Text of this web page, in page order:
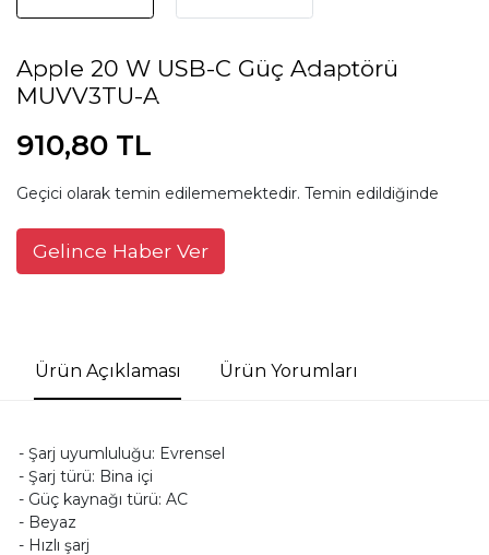
Apple 20 W USB-C Güç Adaptörü
MUVV3TU-A
910,80 TL
Geçici olarak temin edilememektedir. Temin edildiğinde
Gelince Haber Ver
Ürün Açıklaması Ürün Yorumları
- Şarj uyumluluğu: Evrensel
- Şarj türü: Bina içi
- Güç kaynağı türü: AC
- Beyaz
- Hızlı şarj